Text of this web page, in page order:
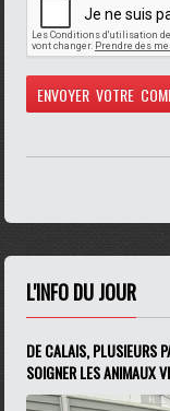
L'INFO DU JOUR
DE CALAIS, PLUSIEURS
SOIGNER LES ANIMAUX